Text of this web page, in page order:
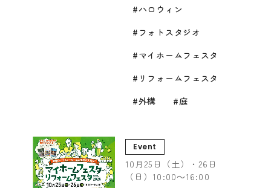
ハロウィン
フォトスタジオ
マイホームフェスタ
リフォームフェスタ
外構
庭
Event
10月25日（土）・26日
（日）10:00～16:00